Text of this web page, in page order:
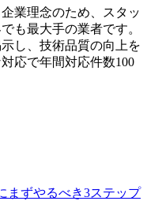
業理念のため、スタッ
も最大手の業者です。
し、技術品質の向上を
応で年間対応件数100
まずやるべき3ステップ